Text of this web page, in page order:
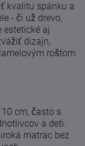
kvalitu spánku a
- či už drevo,
estetické aj
dizajn,
roštom
cm, často s
a deti.
matrac bez